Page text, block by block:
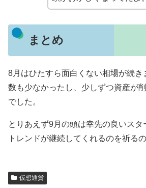
まとめ
8月はひたすら面白くない相場が続き
数も少なかったし、少しずつ資産が
でした。
とりあえず9月の頭は幸先の良いスタ
トレンドが継続してくれるのを祈るの
仮想通貨